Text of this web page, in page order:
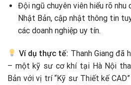
Đội ngũ chuyên viên hiểu rõ
Nhật Bản, cập nhật thông tin
các doanh nghiệp uy tín.
Ví dụ thực tế: Thanh Giang đã
– một kỹ sư cơ khí tại Hà Nội
Bản với vị trí “Kỹ sư Thiết kế